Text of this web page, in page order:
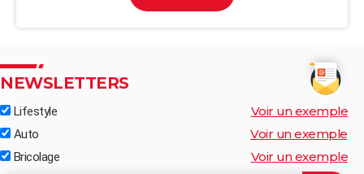
NEWSLETTERS
Lifestyle Voir un exemple
Auto Voir un exemple
Bricolage Voir un exemple